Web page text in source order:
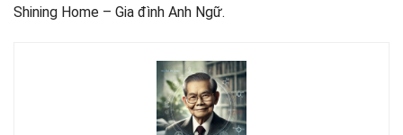
Shining Home – Gia đình Anh Ngữ.